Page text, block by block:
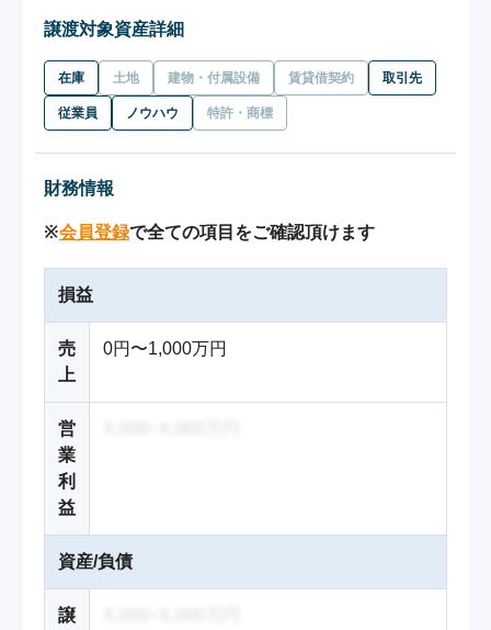
譲渡対象資産詳細
在庫 土地 建物・付属設備 賃貸借契約 取引先
従業員 ノウハウ 特許・商標
財務情報
※会員登録で全ての項目をご確認頂けます
損益
売
上
0円〜1,000万円
営
業
利
益
資産/負債
譲